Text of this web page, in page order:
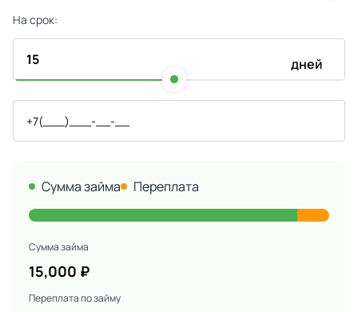
На срок:
дней
Сумма займа Переплата
Сумма займа
15,000 ₽
Переплата по займу